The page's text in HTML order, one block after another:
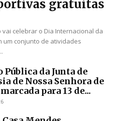
gratuitas
celebrar o Dia Internacional da
um conjunto de atividades
Pública da Junta de
de Nossa Senhora de
para 13 de...